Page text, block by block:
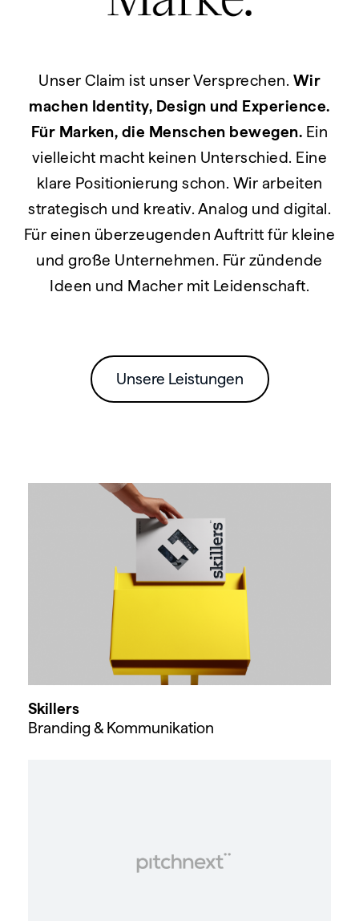
Unser Claim ist unser Versprechen. Wir
machen Identity, Design und Experience.
Für Marken, die Menschen bewegen. Ein
vielleicht macht keinen Unterschied. Eine
klare Positionierung schon. Wir arbeiten
strategisch und kreativ. Analog und digital.
Für einen überzeugenden Auftritt für kleine
und große Unternehmen. Für zündende
Ideen und Macher mit Leidenschaft.
Unsere Leistungen
Skillers
Branding & Kommunikation